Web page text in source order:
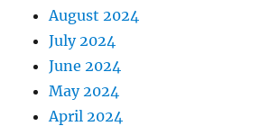
August 2024
July 2024
June 2024
May 2024
April 2024